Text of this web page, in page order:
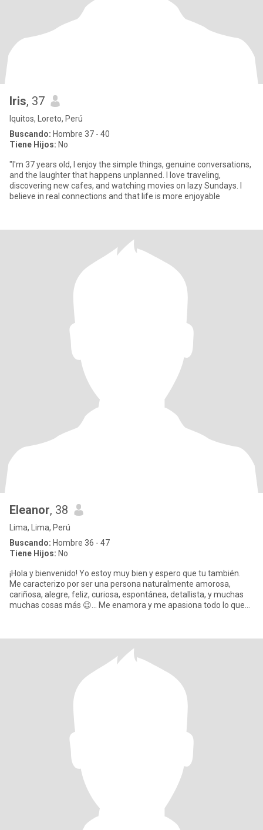
Iris, 37
Iquitos, Loreto, Perú
Buscando: Hombre 37 - 40
Tiene Hijos: No
"I'm 37 years old, I enjoy the simple things, genuine conversations,
and the laughter that happens unplanned. I love traveling,
discovering new cafes, and watching movies on lazy Sundays. I
believe in real connections and that life is more enjoyable
Eleanor, 38
Lima, Lima, Perú
Buscando: Hombre 36 - 47
Tiene Hijos: No
¡Hola y bienvenido! Yo estoy muy bien y espero que tu también.
Me caracterizo por ser una persona naturalmente amorosa,
cariñosa, alegre, feliz, curiosa, espontánea, detallista, y muchas
muchas cosas más 😉... Me enamora y me apasiona todo lo que